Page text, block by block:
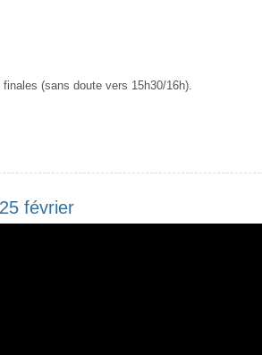
(sans doute vers 15h30/16h).
février